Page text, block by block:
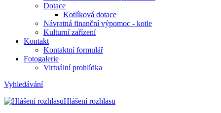
Dotace
Kotlíková dotace
Návratná finanční výpomoc - kotle
Kulturní zařízení
Kontakt
Kontaktní formulář
Fotogalerie
Virtuální prohlídka
Vyhledávání
Hlášení rozhlasu